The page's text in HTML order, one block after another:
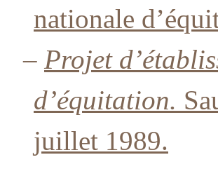
nationale
– Projet
d’équitation.
juillet 1989.